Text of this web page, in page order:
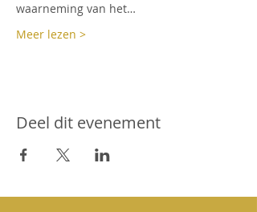
waarneming van het…
Meer lezen >
Deel dit evenement